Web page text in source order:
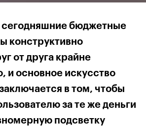
сегодняшние бюджетные
конструктивно
от друга крайне
и основное искусство
в том, чтобы
за те же деньги
подсветку